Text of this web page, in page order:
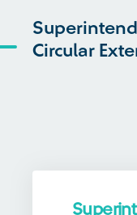
Circular